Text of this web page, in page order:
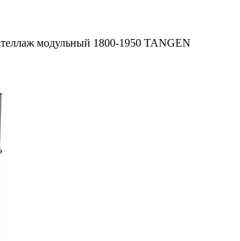
модульный 1800-1950 TANGEN